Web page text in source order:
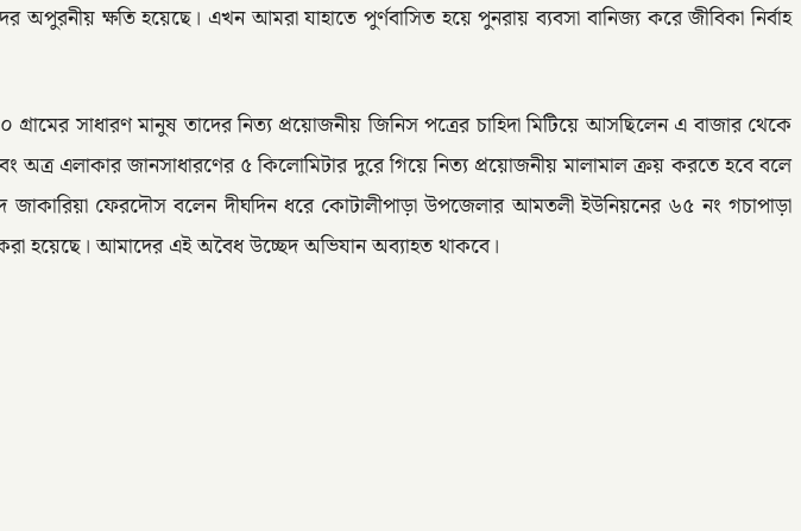
ক্ষতি হয়েছে। এখন আমরা যাহাতে পুর্ণবাসিত হয়ে পুনরায় ব্যবসা বানিজ্য করে জীবিকা নির্বাহ
সাধারণ মানুষ তাদের নিত্য প্রয়োজনীয় জিনিস পত্রের চাহিদা মিটিয়ে আসছিলেন এ বাজার থেকে
এলাকার জানসাধারণের ৫ কিলোমিটার দুরে গিয়ে নিত্য প্রয়োজনীয় মালামাল ক্রয় করতে হবে বলে
জাকারিয়া ফেরদৌস বলেন দীঘদিন ধরে কোটালীপাড়া উপজেলার আমতলী ইউনিয়নের ৬৫ নং গচাপাড়া
হয়েছে। আমাদের এই অবৈধ উচ্ছেদ অভিযান অব্যাহত থাকবে।